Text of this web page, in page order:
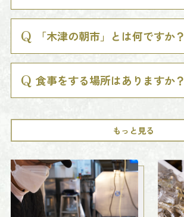
「木津の朝市」とは何ですか？
食事をする場所はありますか？
もっと見る